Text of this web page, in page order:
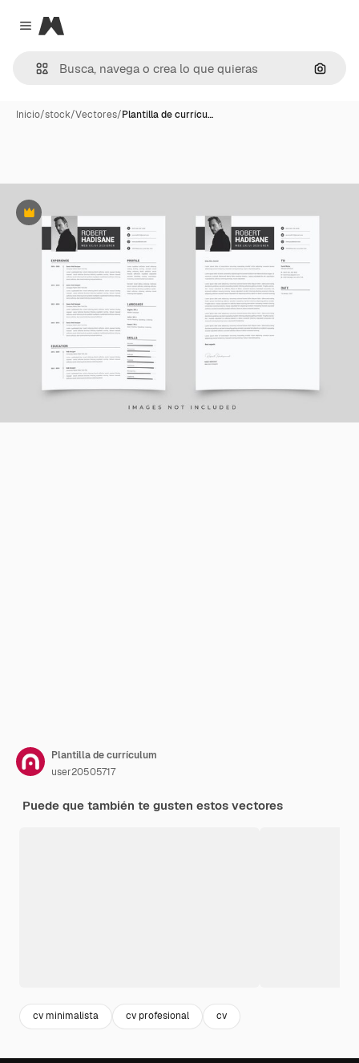
Close menu
Magnific
Inicio/stock/Vectores/Plantilla de currícu…
Premium
Plantilla de currículum
user20505717
Puede que también te gusten estos vectores
cv minimalista cv profesional cv